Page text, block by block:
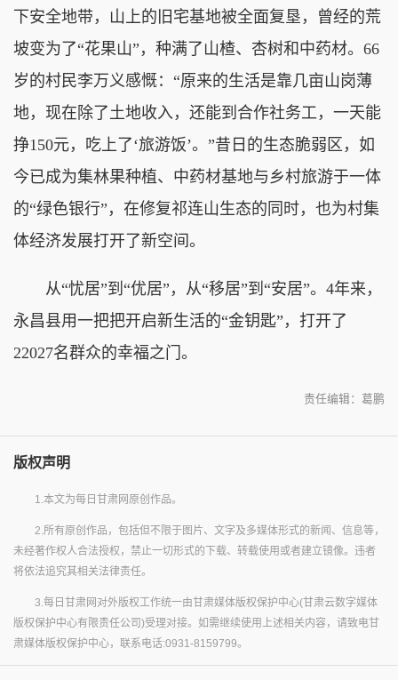
下安全地带，山上的旧宅基地被全面复垦，曾经的荒
坡变为了“花果山”，种满了山楂、杏树和中药材。66
岁的村民李万义感慨：“原来的生活是靠几亩山岗薄
地，现在除了土地收入，还能到合作社务工，一天能
挣150元，吃上了‘旅游饭’。”昔日的生态脆弱区，如
今已成为集林果种植、中药材基地与乡村旅游于一体
的“绿色银行”，在修复祁连山生态的同时，也为村集
体经济发展打开了新空间。
从“忧居”到“优居”，从“移居”到“安居”。4年来，
永昌县用一把把开启新生活的“金钥匙”，打开了
22027名群众的幸福之门。
责任编辑：葛鹏
版权声明
1.本文为每日甘肃网原创作品。
2.所有原创作品，包括但不限于图片、文字及多媒体形式的新闻、信息等，
未经著作权人合法授权，禁止一切形式的下载、转载使用或者建立镜像。违者
将依法追究其相关法律责任。
3.每日甘肃网对外版权工作统一由甘肃媒体版权保护中心(甘肃云数字媒体
版权保护中心有限责任公司)受理对接。如需继续使用上述相关内容，请致电甘
肃媒体版权保护中心，联系电话:0931-8159799。